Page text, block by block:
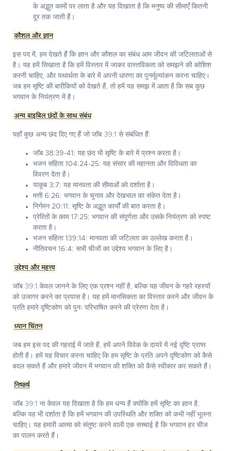
के अद्भुत कामों पर लाता है और यह दिखाता है कि मनुष्य की सीमाएँ कितनी
दूर तक जाती हैं।
कौशल और ज्ञान
इस पद में, हम देखते हैं कि ज्ञान और कौशल का संबंध आम जीवन की जटिलताओं से
है। यह हमें सिखाता है कि हमें विस्तार में जाकर वास्तविकता को समझने की कोशिश
करनी चाहिए, और यथार्थता के बारे में अपनी धारणा का पुनर्मूल्यांकन करना चाहिए।
जब हम सृष्टि की बारीकियों को देखते हैं, तो हमें यह समझ में आता है कि सब कुछ
भगवान के नियंत्रण में है।
अन्य बाइबिल छंदों के साथ संबंध
यहाँ कुछ अन्य छंद दिए गए हैं जो जॉब 39:1 से संबंधित हैं:
जॉब 38:39-41: यह छंद भी सृष्टि के बारे में प्रश्न करता है।
भजन संहिता 104:24-25: यह संसार की महानता और विविधता का
विवरण देता है।
याकूब 3:7: यह मानवता की सीमाओं को दर्शाता है।
मत्ती 6:26: भगवान के चुनाव और देखभाल का संकेत देता है।
निर्गमन 20:11: सृष्टि के अद्भुत कार्यों की बात करता है।
प्रेरितों के काम 17:25: भगवान की संपूर्णता और उसके नियंत्रण को स्पष्ट
करता है।
भजन संहिता 139:14: मानवता की जटिलता का उल्लेख करता है।
नीतिवचन 16:4: सभी चीजों का उद्देश्य भगवान के लिए है।
उद्देश्य और महत्त्व
जॉब 39:1 केवल जानने के लिए एक प्रश्न नहीं है, बल्कि यह जीवन के गहरे रहस्यों
को उजागर करने का प्रयास है। यह हमें मानसिकता का विस्तार करने और जीवन के
प्रति हमारे दृष्टिकोण को पुनः परिभाषित करने की प्रेरणा देता है।
ध्यान चिंतन
जब हम इस पद की गहराई में जाते हैं, हमें अपने विवेक के दायरे में नई दृष्टि प्राप्त
होती है। हमें यह विचार करना चाहिए कि हम सृष्टि के प्रति अपने दृष्टिकोण को कैसे
बदल सकते हैं और हमारे जीवन में भगवान की शक्ति को कैसे स्वीकार कर सकते हैं।
निष्कर्ष
जॉब 39:1 ना केवल यह दिखाता है कि हम धन्य हैं क्योंकि हमें सृष्टि का ज्ञान है,
बल्कि यह भी दर्शाता है कि हमें भगवान की उपस्थिति और शक्ति को कभी नहीं भूलना
चाहिए। यह हमारी आत्मा को संतुष्ट करने वाली एक सच्चाई है कि भगवान हर चीज
का पालन करते हैं।